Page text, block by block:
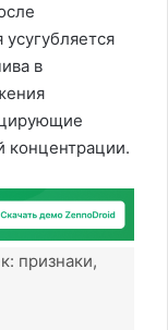
в
концентрации.
признаки,